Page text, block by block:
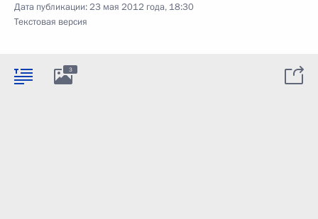
Дата публикации:23 мая 2012 года, 18:30
Текстовая версия
3